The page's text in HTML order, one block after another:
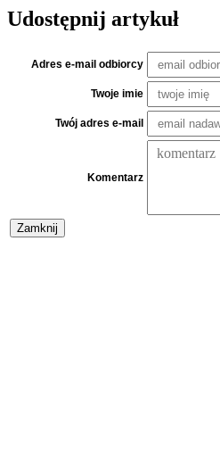
Udostępnij artykuł
Adres e-mail odbiorcy
Twoje imie
Twój adres e-mail
Komentarz